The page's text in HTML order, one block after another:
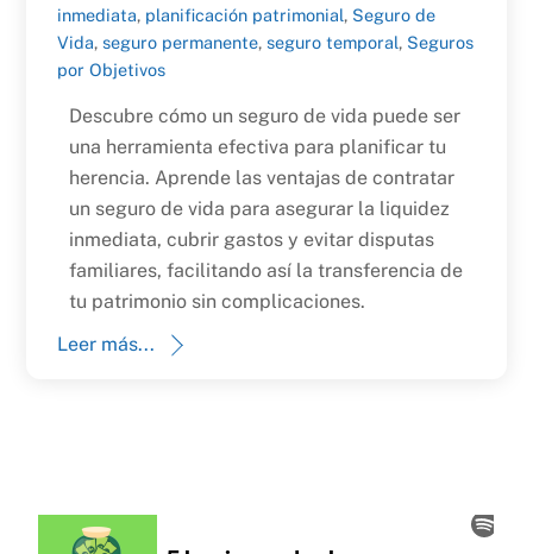
inmediata, planificación patrimonial, Seguro de
Vida, seguro permanente, seguro temporal, Seguros
por Objetivos
Descubre cómo un seguro de vida puede ser
una herramienta efectiva para planificar tu
herencia. Aprende las ventajas de contratar
un seguro de vida para asegurar la liquidez
inmediata, cubrir gastos y evitar disputas
familiares, facilitando así la transferencia de
tu patrimonio sin complicaciones.
Leer más...